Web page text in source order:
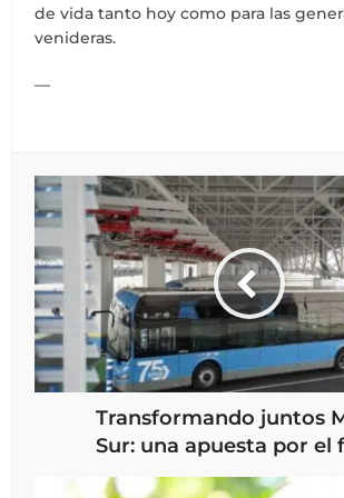
de vida tanto hoy como para las
venideras.
—
Transformando juntos
Sur: una apuesta por el